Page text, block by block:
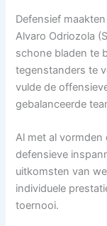
Defensief
Alvaro Odriozola
schone bladen te
tegenstanders te
vulde de
gebalanceerde
Al met al
defensieve
uitkomsten van
individuele
toernooi.